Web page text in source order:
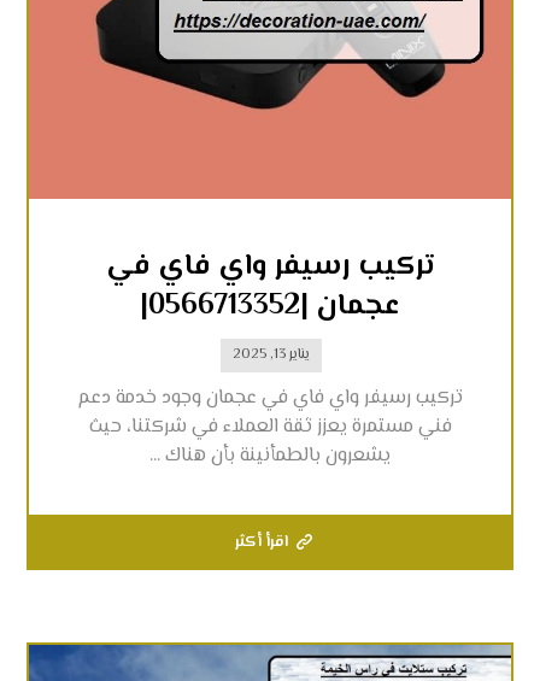
تركيب رسيفر واي فاي في
عجمان |0566713352|
يناير 13, 2025
تركيب رسيفر واي فاي في عجمان وجود خدمة دعم
فني مستمرة يعزز ثقة العملاء في شركتنا، حيث
يشعرون بالطمأنينة بأن هناك ...
اقرأ أكثر